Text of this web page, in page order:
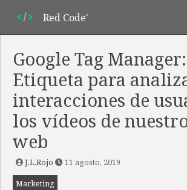
Red Code'
Google Tag Manager:
Etiqueta para
interacciones de
los vídeos de
web
J.L.Rojo
11 agosto, 2019
Marketing